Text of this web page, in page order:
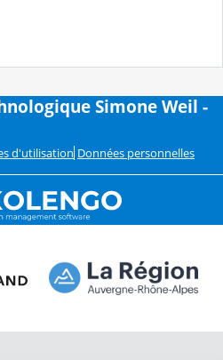
Simone Weil -
d'utilisation Données personnelles